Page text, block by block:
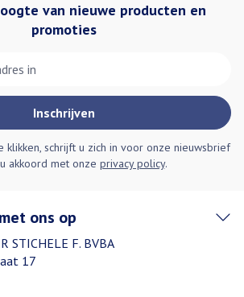
van nieuwe producten en
promoties
Inschrijven
klikken, schrijft u zich in voor onze nieuwsbrief
akkoord met onze privacy policy.
ons op
STICHELE F. BVBA
17